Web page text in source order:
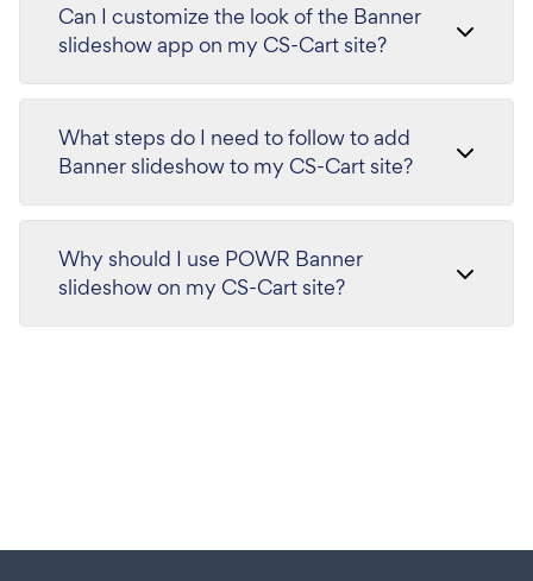
Can I customize the look of the Banner
slideshow app on my CS-Cart site?
What steps do I need to follow to add
Banner slideshow to my CS-Cart site?
Why should I use POWR Banner
slideshow on my CS-Cart site?